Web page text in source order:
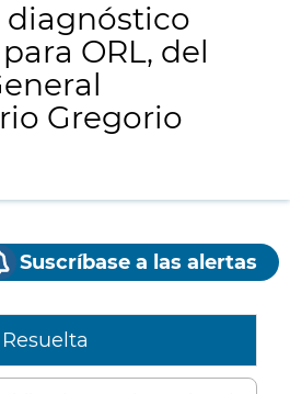
ORL, del
Gregorio
Suscríbase a las alertas
Resuelta